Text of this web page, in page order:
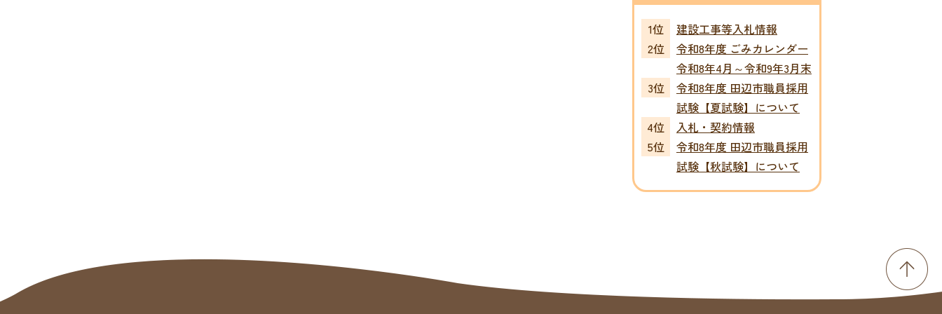
建設工事等入札情報
令和8年度 ごみカレンダー
令和8年4月～令和9年3月末
令和8年度 田辺市職員採用
試験【夏試験】について
入札・契約情報
令和8年度 田辺市職員採用
試験【秋試験】について